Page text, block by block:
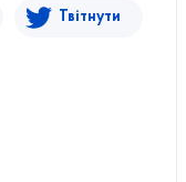
Твітнути